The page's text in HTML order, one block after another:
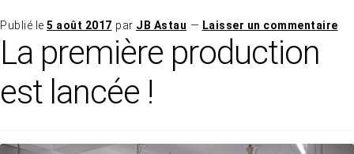
Publié le 5 août 2017 par JB Astau — Laisser un commentaire
La première production
est lancée !